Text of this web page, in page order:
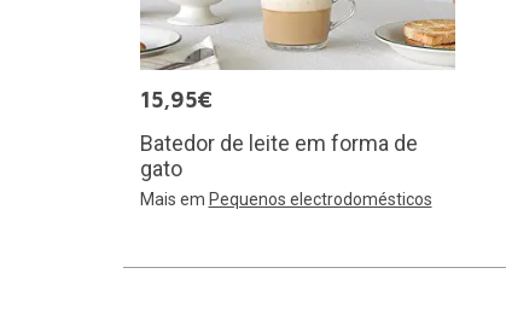
15,95€
Batedor de leite em forma de
gato
Mais em Pequenos electrodomésticos